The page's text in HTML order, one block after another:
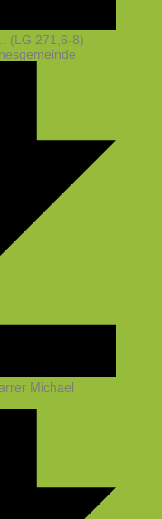
(LG 271,6-8)
Michael